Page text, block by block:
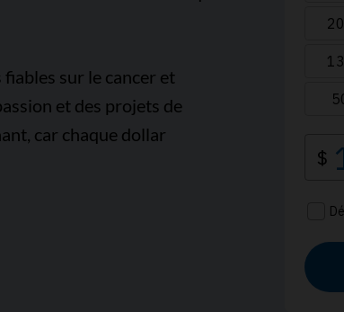
sur le cancer et
et des projets de
car chaque dollar